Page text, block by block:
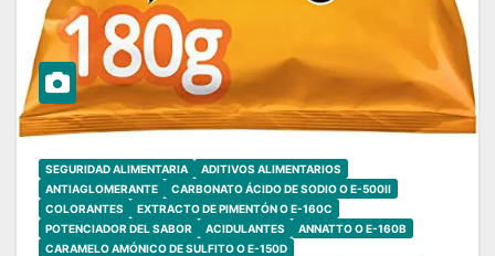
SEGURIDAD ALIMENTARIA
ADITIVOS ALIMENTARIOS
ANTIAGLOMERANTE
CARBONATO ÁCIDO DE SODIO O E-500II
COLORANTES
EXTRACTO DE PIMENTÓN O E-160C
POTENCIADOR DEL SABOR
ACIDULANTES
ANNATTO O E-160B
CARAMELO AMÓNICO DE SULFITO O E-150D